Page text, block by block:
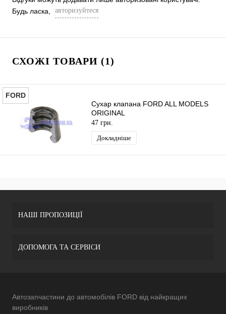
Будь ласка,
авторизуйтеся
СХОЖІ ТОВАРИ (1)
FORD
Сухар клапана FORD ALL MODELS
ORIGINAL
47 грн.
Докладніше
НАШІ ПРОПОЗИЦІЇ
ДОПОМОГА ТА СЕРВІСИ
Автозапчастини до автомобілів FORD від найкращих
виробників